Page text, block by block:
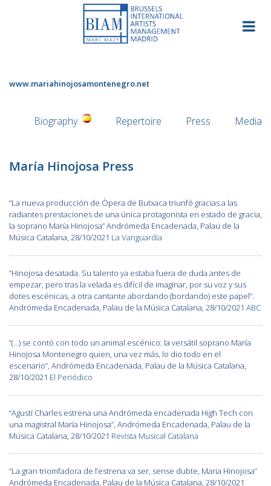
www.mariahinojosamontenegro.net
Biography Repertoire Press Media
María Hinojosa Press
“La nueva producción de Òpera de Butxaca triunfó gracias a las
radiantes prestaciones de una única protagonista en estado de gracia,
la soprano María Hinojosa” Andrómeda Encadenada, Palau de la
Música Catalana, 28/10/2021 La Vanguardia
“Hinojosa desatada. Su talento ya estaba fuera de duda antes de
empezar, pero tras la velada es difícil de imaginar, por su voz y sus
dotes escénicas, a otra cantante abordando (bordando) este papel”.
Andrómeda Encadenada, Palau de la Música Catalana, 28/10/2021 ABC
“(…) se contó con todo un animal escénico: la versátil soprano María
Hinojosa Montenegro quien, una vez más, lo dio todo en el
escenario”, Andrómeda Encadenada, Palau de la Música Catalana,
28/10/2021 El Periódico
“Agustí Charles estrena una Andrómeda encadenada High Tech con
una magistral María Hinojosa”, Andrómeda Encadenada, Palau de la
Música Catalana, 28/10/2021 Revista Musical Catalana
“La gran triomfadora de l’estrena va ser, sense dubte, Maria Hinojosa”
Andrómeda Encadenada, Palau de la Música Catalana, 28/10/2021